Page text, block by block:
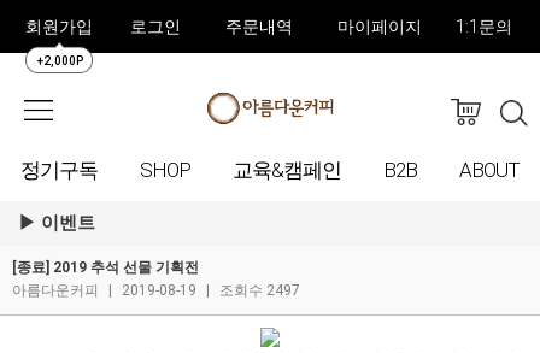
회원가입
+2,000P
로그인 주문내역 마이페이지 1:1문의
정기구독 SHOP 교육&캠페인 B2B ABOUT
이벤트
[종료] 2019 추석 선물 기획전
아름다운커피
2019-08-19 조회수 2497